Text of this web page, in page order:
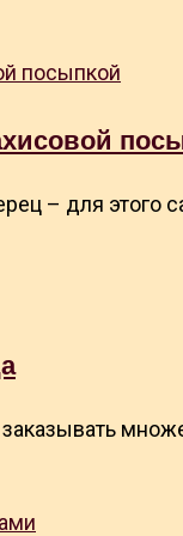
– для этого